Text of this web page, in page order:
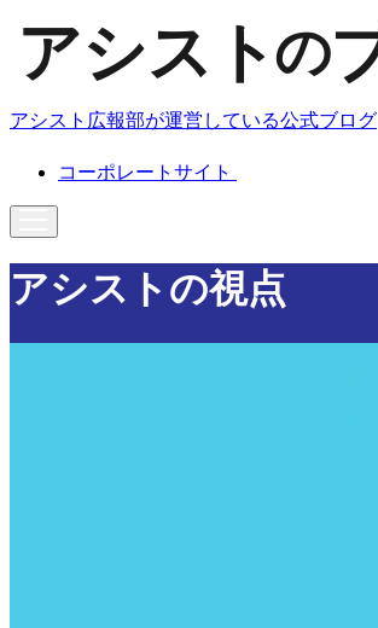
アシスト広報部が運営している公式ブログ
コーポレートサイト
アシストの視点